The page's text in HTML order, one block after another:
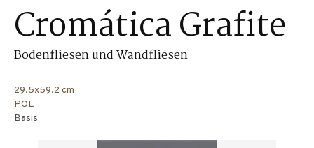
Cromática Grafite
Bodenfliesen und Wandfliesen
29.5x59.2 cm
POL
Basis